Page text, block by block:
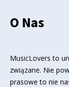
O Nas
MusicLovers to
związane. Nie
prasowe to nie